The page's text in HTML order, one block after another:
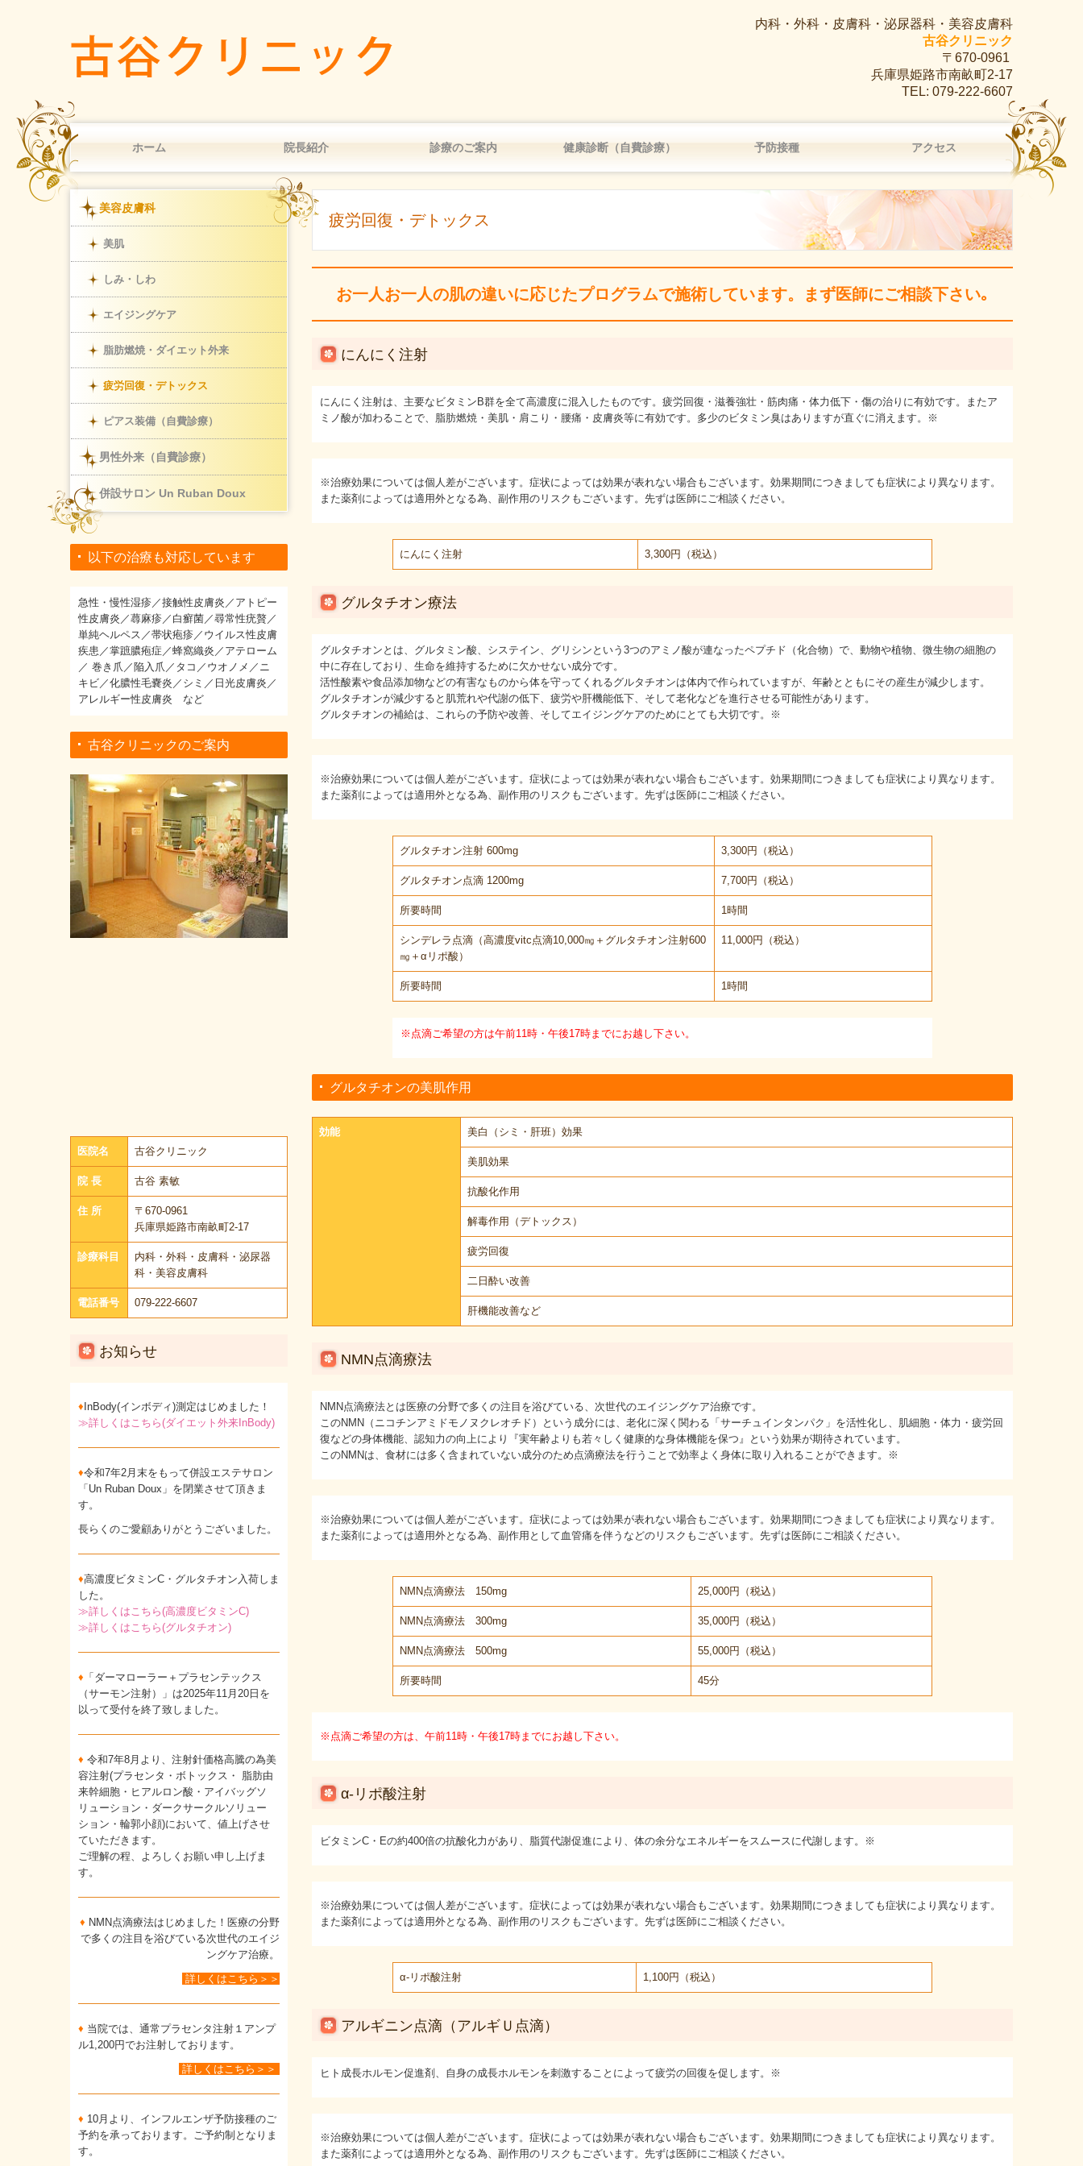
内科・外科・皮膚科・泌尿器科・美容皮膚科
古谷クリニック
〒670-0961
兵庫県姫路市南畝町2-17
TEL: 079-222-6607
ホーム 院長紹介 診療のご案内
アレルギー
健康診断（自費診療） 予防接種 アクセス
美容皮膚科
美肌
しみ・しわ
エイジングケア
脂肪燃焼・ダイエット外来
疲労回復・デトックス
ピアス装備（自費診療）
男性外来（自費診療）
併設サロン Un Ruban Doux
以下の治療も対応しています
急性・慢性湿疹／接触性皮膚炎／アトピー
性皮膚炎／蕁麻疹／白癬菌／尋常性疣贅／
単純ヘルペス／帯状疱疹／ウイルス性皮膚
疾患／掌蹠膿疱症／蜂窩織炎／アテローム
／ 巻き爪／陥入爪／タコ／ウオノメ／ニ
キビ／化膿性毛嚢炎／シミ／日光皮膚炎／
アレルギー性皮膚炎 など
古谷クリニックのご案内
医院名 古谷クリニック
院 長 古谷 素敏
住 所
〒670-0961
兵庫県姫路市南畝町2-17
診療科目
内科・外科・皮膚科・泌尿器
科・美容皮膚科
電話番号 079-222-6607
お知らせ
♦InBody(インボディ)測定はじめました！
≫詳しくはこちら(ダイエット外来InBody)
♦令和7年2月末をもって併設エステサロン
「Un Ruban Doux」を閉業させて頂きま
す。
長らくのご愛顧ありがとうございました。
♦高濃度ビタミンC・グルタチオン入荷しま
した。
≫詳しくはこちら(高濃度ビタミンC)
≫詳しくはこちら(グルタチオン)
♦ 「ダーマローラー＋プラセンテックス
（サーモン注射）」は2025年11月20日を
以って受付を終了致しました。
♦ 令和7年8月より、注射針価格高騰の為美
容注射(プラセンタ・ボトックス・ 脂肪由
来幹細胞・ヒアルロン酸・アイバッグソ
リューション・ダークサークルソリュー
ション・輪郭小顔)において、値上げさせ
ていただきます。
ご理解の程、よろしくお願い申し上げま
す。
♦ NMN点滴療法はじめました！医療の分野
で多くの注目を浴びている次世代のエイジ
ングケア治療。
詳しくはこちら＞＞
♦ 当院では、通常プラセンタ注射１アンプ
ル1,200円でお注射しております。
詳しくはこちら＞＞
♦ 10月より、インフルエンザ予防接種のご
予約を承っております。ご予約制となりま
す。
疲労回復・デトックス
お一人お一人の肌の違いに応じたプログラムで施術しています。まず医師にご相談下さい｡
にんにく注射
にんにく注射は、主要なビタミンB群を全て高濃度に混入したものです。疲労回復・滋養強壮・筋肉痛・体力低下・傷の治りに有効です。またア
ミノ酸が加わることで、脂肪燃焼・美肌・肩こり・腰痛・皮膚炎等に有効です。多少のビタミン臭はありますが直ぐに消えます。※
※治療効果については個人差がございます。症状によっては効果が表れない場合もございます。効果期間につきましても症状により異なります。
また薬剤によっては適用外となる為、副作用のリスクもございます。先ずは医師にご相談ください。
にんにく注射 3,300円（税込）
グルタチオン療法
グルタチオンとは、グルタミン酸、システイン、グリシンという3つのアミノ酸が連なったペプチド（化合物）で、動物や植物、微生物の細胞の
中に存在しており、生命を維持するために欠かせない成分です。
活性酸素や食品添加物などの有害なものから体を守ってくれるグルタチオンは体内で作られていますが、年齢とともにその産生が減少します。
グルタチオンが減少すると肌荒れや代謝の低下、疲労や肝機能低下、そして老化などを進行させる可能性があります。
グルタチオンの補給は、これらの予防や改善、そしてエイジングケアのためにとても大切です。※
※治療効果については個人差がございます。症状によっては効果が表れない場合もございます。効果期間につきましても症状により異なります。
また薬剤によっては適用外となる為、副作用のリスクもございます。先ずは医師にご相談ください。
グルタチオン注射 600mg 3,300円（税込）
グルタチオン点滴 1200mg 7,700円（税込）
所要時間 1時間
シンデレラ点滴（高濃度vitc点滴10,000㎎＋グルタチオン注射600
㎎＋αリポ酸）
11,000円（税込）
所要時間 1時間
※点滴ご希望の方は午前11時・午後17時までにお越し下さい。
グルタチオンの美肌作用
効能 美白（シミ・肝班）効果
美肌効果
抗酸化作用
解毒作用（デトックス）
疲労回復
二日酔い改善
肝機能改善など
NMN点滴療法
NMN点滴療法とは医療の分野で多くの注目を浴びている、次世代のエイジングケア治療です。
このNMN（ニコチンアミドモノヌクレオチド）という成分には、老化に深く関わる「サーチュインタンパク」を活性化し、肌細胞・体力・疲労回
復などの身体機能、認知力の向上により『実年齢よりも若々しく健康的な身体機能を保つ』という効果が期待されています。
このNMNは、食材には多く含まれていない成分のため点滴療法を行うことで効率よく身体に取り入れることができます。※
※治療効果については個人差がございます。症状によっては効果が表れない場合もございます。効果期間につきましても症状により異なります。
また薬剤によっては適用外となる為、副作用として血管痛を伴うなどのリスクもございます。先ずは医師にご相談ください。
NMN点滴療法 150mg 25,000円（税込）
NMN点滴療法 300mg 35,000円（税込）
NMN点滴療法 500mg 55,000円（税込）
所要時間 45分
※点滴ご希望の方は、午前11時・午後17時までにお越し下さい。
α-リポ酸注射
ビタミンC・Eの約400倍の抗酸化力があり、脂質代謝促進により、体の余分なエネルギーをスムースに代謝します。※
※治療効果については個人差がございます。症状によっては効果が表れない場合もございます。効果期間につきましても症状により異なります。
また薬剤によっては適用外となる為、副作用のリスクもございます。先ずは医師にご相談ください。
α-リポ酸注射 1,100円（税込）
アルギニン点滴（アルギＵ点滴）
ヒト成長ホルモン促進剤、自身の成長ホルモンを刺激することによって疲労の回復を促します。※
※治療効果については個人差がございます。症状によっては効果が表れない場合もございます。効果期間につきましても症状により異なります。
また薬剤によっては適用外となる為、副作用のリスクもございます。先ずは医師にご相談ください。